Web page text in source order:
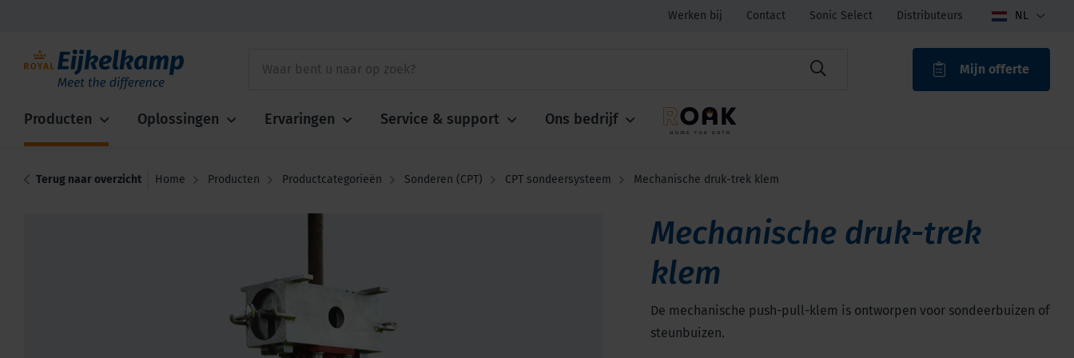
Werken bij Contact Sonic Select Distributeurs NL
Mijn offerte
Producten Oplossingen Ervaringen Service & support Ons bedrijf
Terug naar overzicht Home Producten Productcategorieën Sonderen (CPT) CPT sondeersysteem Mechanische druk-trek klem
Mechanische druk-trek
klem
De mechanische push-pull-klem is ontworpen voor sondeerbuizen of
steunbuizen.